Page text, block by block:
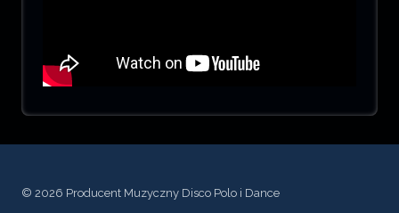
© 2026 Producent Muzyczny Disco Polo i Dance